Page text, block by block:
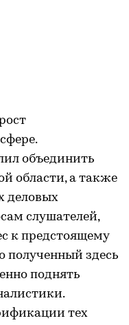
объединить
области, а также
деловых
слушателей,
к предстоящему
полученный здесь
поднять
тех